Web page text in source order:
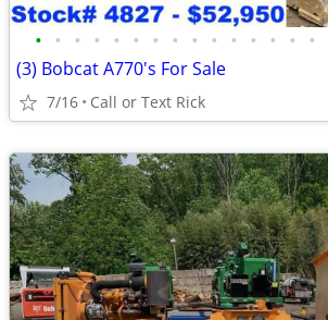
• • • • • • • • • • • • • • •
(3) Bobcat A770's For Sale
7/16 Call or Text Rick